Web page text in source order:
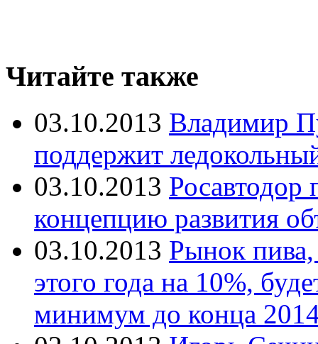
Читайте также
03.10.2013 Владимир
поддержит
03.10.2013 Росавтодор
концепцию развития
03.10.2013 Рынок пива,
этого года на 10%,
минимум до конца